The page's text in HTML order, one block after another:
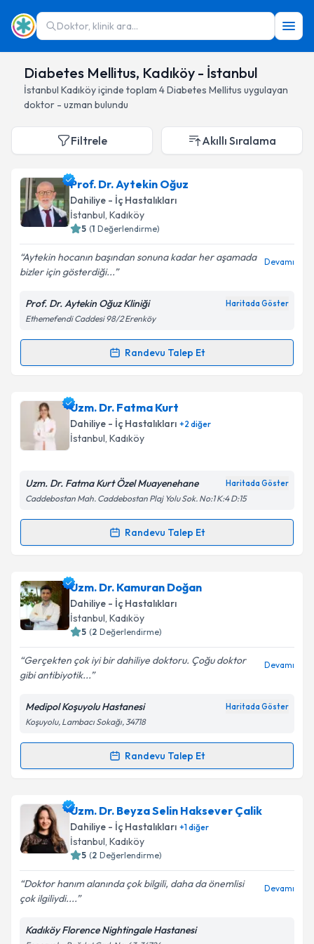
Doktor, klinik ara...
Diabetes Mellitus, Kadıköy - İstanbul
İstanbul Kadıköyiçinde toplam 4Diabetes Mellitus uygulayan
doktor - uzman bulundu
Filtrele Akıllı Sıralama
Prof. Dr. Aytekin Oğuz
Dahiliye - İç Hastalıkları
İstanbul, Kadıköy
5 (1 Değerlendirme)
Aytekin hocanın başından sonuna kadar her aşamada
bizler için gösterdiği...
Devamı
Prof. Dr. Aytekin Oğuz Kliniği Haritada Göster
Ethemefendi Caddesi 98/2 Erenköy
Randevu Talep Et
Randevu Takvimi Talebi
Prof. Dr. Aytekin Oğuz için randevu takvimi talebi
oluşturun. Size bu uzmandan randevu almanız için bir
takvim hazırlandığında e-posta ile bilgilendireceğiz.
Kişisel verilerimin işlenmesine ilişkin
Metni'ni okudum ve kişisel verilerimin belirtilen
Takvim Talebini Gönder
Uzm. Dr. Fatma Kurt
Dahiliye - İç Hastalıkları +2 diğer
İstanbul, Kadıköy
Uzm. Dr. Fatma Kurt Özel Muayenehane Haritada Göster
Caddebostan Mah. Caddebostan Plaj Yolu Sok. No:1 K:4 D:15
Randevu Talep Et
Randevu Takvimi Talebi
Uzm. Dr. Fatma Kurtiçin randevu takvimi talebi
oluşturun. Size bu uzmandan randevu almanız için bir
takvim hazırlandığında e-posta ile bilgilendireceğiz.
Kişisel verilerimin işlenmesine ilişkin
Aydınlatma
Metni'ni okudum ve kişisel verilerimin belirtilen
kapsamda işlenmesini kabul ediyorum.
Uzm. Dr. Kamuran Doğan
Dahiliye - İç Hastalıkları
İstanbul, Kadıköy
5 (2 Değerlendirme)
Gerçekten çok iyi bir dahiliye doktoru. Çoğu doktor
gibi antibiyotik...
Devamı
Medipol Koşuyolu Hastanesi Haritada Göster
Koşuyolu, Lambacı Sokağı, 34718
Randevu Talep Et
Randevu Takvimi Talebi
Uzm. Dr. Kamuran Doğaniçin randevu takvimi talebi
oluşturun. Size bu uzmandan randevu almanız için bir
takvim hazırlandığında e-posta ile bilgilendireceğiz.
Kişisel verilerimin işlenmesine ilişkin
Uzm. Dr. Beyza Selin Haksever Çalik
Dahiliye - İç Hastalıkları +1diğer
İstanbul, Kadıköy
5 (2 Değerlendirme)
Doktor hanım alanında çok bilgili, daha da önemlisi
çok ilgiliydi....
Devamı
Kadıköy Florence Nightingale Hastanesi